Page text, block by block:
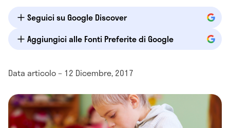
Seguici su Google Discover
Aggiungici alle Fonti Preferite di Google
Data articolo – 12 Dicembre, 2017